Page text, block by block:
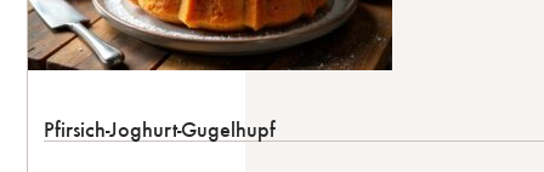
Pfirsich-Joghurt-Gugelhupf